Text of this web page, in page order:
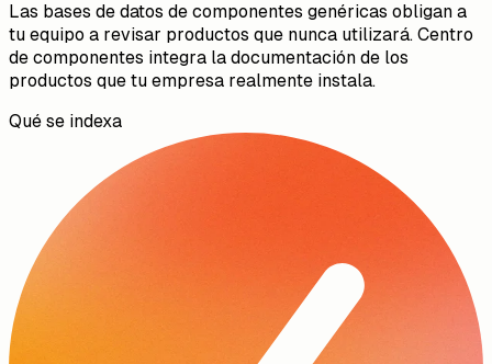
Las bases de datos de componentes genéricas obligan a
tu equipo a revisar productos que nunca utilizará. Centro
de componentes integra la documentación de los
productos que tu empresa realmente instala.
Qué se indexa